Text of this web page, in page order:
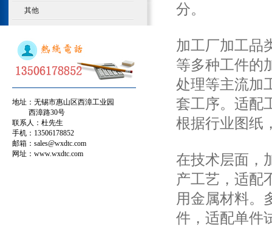
其他
地址：无锡市惠山区西漳工业园
西漳路30号
联系人：杜先生
手机：13506178852
邮箱：sales@wxdtc.com
网址：www.wxdtc.com
分。
加工厂加工品
等多种工件的
处理等主流加
套工序。适配
根据行业图纸
在技术层面，
产工艺，适配
用金属材料。
件，适配单件